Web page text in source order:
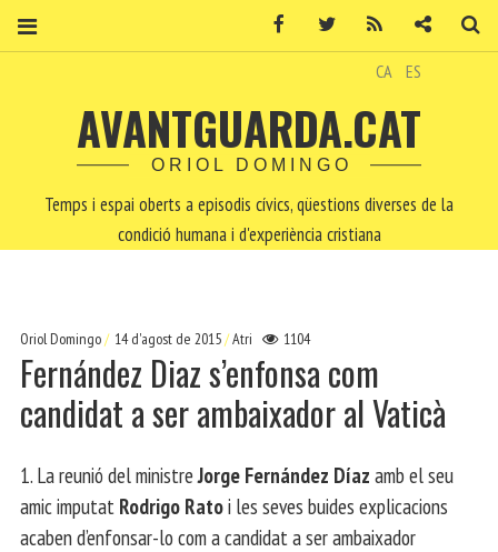
CA ES
AVANTGUARDA.CAT
ORIOL DOMINGO
Temps i espai oberts a episodis cívics, qüestions diverses de la
condició humana i d'experiència cristiana
Oriol Domingo 14 d'agost de 2015 Atri 1104
Fernández Diaz s’enfonsa com
candidat a ser ambaixador al Vaticà
1. La reunió del ministreJorge Fernández Díaz amb el seu
amic imputat Rodrigo Ratoi les seves buides explicacions
acaben d’enfonsar-lo com a candidat a ser ambaixador
Facebook Twitter Contacte